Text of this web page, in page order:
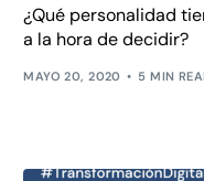
¿Qué personalidad
a la hora de decidir?
MAYO 20, 2020 5 MIN